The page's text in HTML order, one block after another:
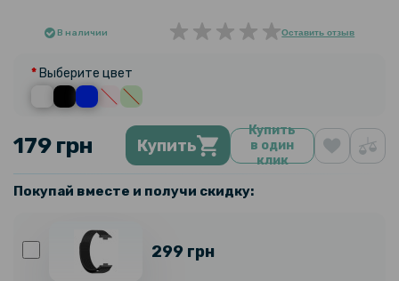
В наличии Оставить отзыв
Выберите цвет
179 грн Купить
Купить
в один
клик
Покупай вместе и получи скидку:
299 грн